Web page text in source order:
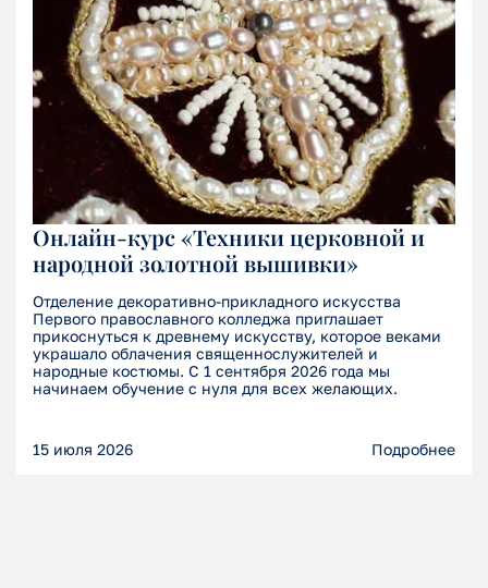
Онлайн-курс «Техники церковной и
народной золотной вышивки»
Отделение декоративно-прикладного искусства
Первого православного колледжа приглашает
прикоснуться к древнему искусству, которое веками
украшало облачения священнослужителей и
народные костюмы. С 1 сентября 2026 года мы
начинаем обучение с нуля для всех желающих.
15 июля 2026 Подробнее